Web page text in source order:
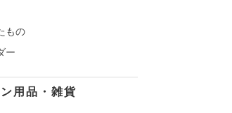
もの
ー
用品・雑貨